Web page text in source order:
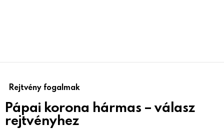
Rejtvény fogalmak
Pápai korona hármas – válasz
rejtvényhez